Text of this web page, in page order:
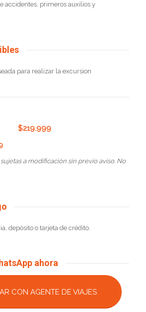
accidentes, primeros auxilios y
para realizar la excursion
$219.999
a modificación sin previo aviso. No
depósito o tarjeta de crédito.
ahora
CON AGENTE DE VIAJES